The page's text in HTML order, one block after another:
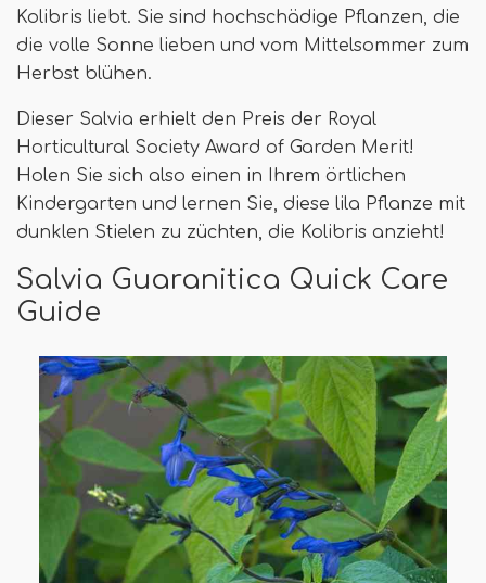
Kolibris liebt. Sie sind hochschädige Pflanzen, die
die volle Sonne lieben und vom Mittelsommer zum
Herbst blühen.
Dieser Salvia erhielt den Preis der Royal
Horticultural Society Award of Garden Merit!
Holen Sie sich also einen in Ihrem örtlichen
Kindergarten und lernen Sie, diese lila Pflanze mit
dunklen Stielen zu züchten, die Kolibris anzieht!
Salvia Guaranitica Quick Care
Guide